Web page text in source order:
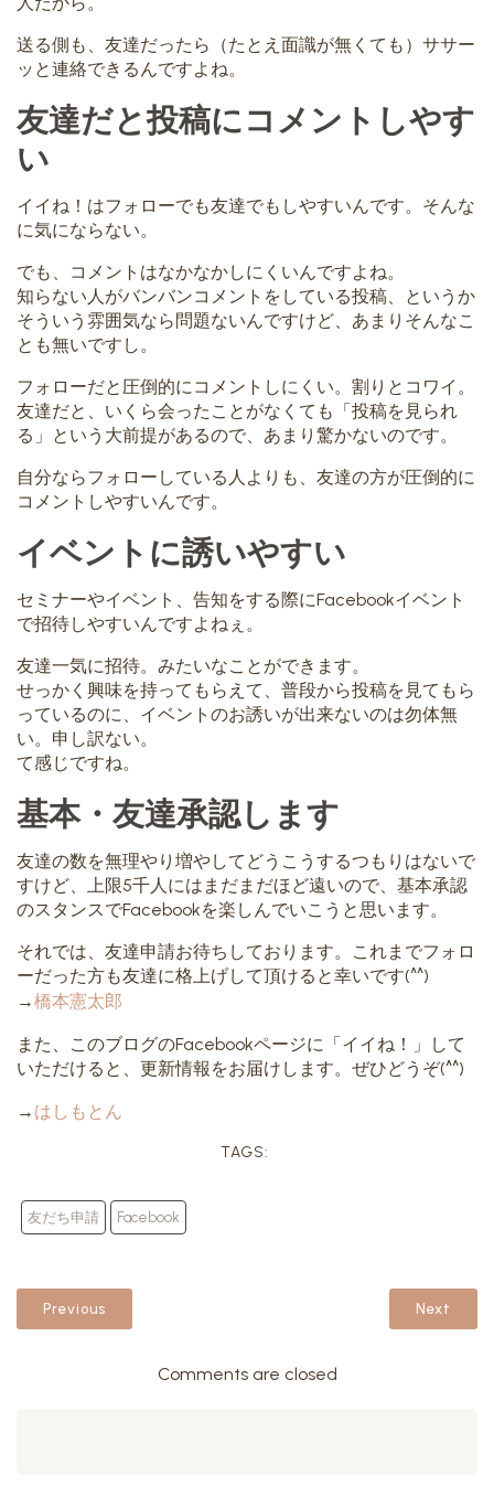
送る側も、友達だったら（たとえ面識が無くても）ササー
ッと連絡できるんですよね。
友達だと投稿にコメントしやす
い
イイね！はフォローでも友達でもしやすいんです。そんな
に気にならない。
でも、コメントはなかなかしにくいんですよね。
知らない人がバンバンコメントをしている投稿、というか
そういう雰囲気なら問題ないんですけど、あまりそんなこ
とも無いですし。
フォローだと圧倒的にコメントしにくい。割りとコワイ。
友達だと、いくら会ったことがなくても「投稿を見られ
る」という大前提があるので、あまり驚かないのです。
自分ならフォローしている人よりも、友達の方が圧倒的に
コメントしやすいんです。
イベントに誘いやすい
セミナーやイベント、告知をする際にFacebookイベント
で招待しやすいんですよねぇ。
友達一気に招待。みたいなことができます。
せっかく興味を持ってもらえて、普段から投稿を見てもら
っているのに、イベントのお誘いが出来ないのは勿体無
い。申し訳ない。
て感じですね。
基本・友達承認します
友達の数を無理やり増やしてどうこうするつもりはないで
すけど、上限5千人にはまだまだほど遠いので、基本承認
のスタンスでFacebookを楽しんでいこうと思います。
それでは、友達申請お待ちしております。これまでフォロ
ーだった方も友達に格上げして頂けると幸いです(^^)
→橋本憲太郎
また、このブログのFacebookページに「イイね！」して
いただけると、更新情報をお届けします。ぜひどうぞ(^^)
→ はしもとん
TAGS:
友だち申請 Facebook
Previous Next
Comments are closed